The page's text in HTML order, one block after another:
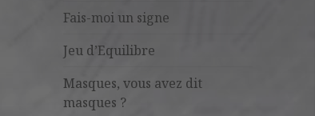
Fais-moi un signe
Jeu d’Equilibre
Masques, vous avez dit
masques ?